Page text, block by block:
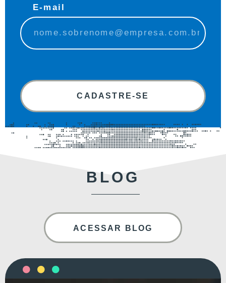
E-mail
CADASTRE-SE
BLOG
ACESSAR BLOG